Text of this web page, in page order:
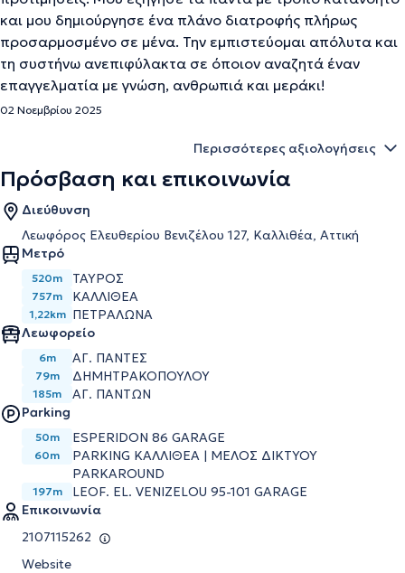
και μου δημιούργησε ένα πλάνο διατροφής πλήρως
προσαρμοσμένο σε μένα. Την εμπιστεύομαι απόλυτα και
τη συστήνω ανεπιφύλακτα σε όποιον αναζητά έναν
επαγγελματία με γνώση, ανθρωπιά και μεράκι!
02 Νοεμβρίου 2025
Περισσότερες αξιολογήσεις
Πρόσβαση και επικοινωνία
Διεύθυνση
Λεωφόρος Ελευθερίου Βενιζέλου 127, Καλλιθέα, Αττική
Μετρό
520m ΤΑΥΡΟΣ
757m ΚΑΛΛΙΘΕΑ
1,22km ΠΕΤΡΑΛΩΝΑ
Λεωφορείο
6m ΑΓ. ΠΑΝΤΕΣ
79m ΔΗΜΗΤΡΑΚΟΠΟΥΛΟΥ
185m
ΑΓ. ΠΑΝΤΩΝ
Parking
50m ESPERIDON 86 GARAGE
60m
PARKING ΚΑΛΛΙΘΕΑ | ΜΕΛΟΣ ΔΙΚΤΥΟΥ
PARKAROUND
197m
LEOF. EL. VENIZELOU 95-101 GARAGE
Επικοινωνία
2107115262
Website